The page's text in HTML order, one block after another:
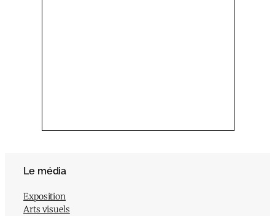
Le média
Exposition
Arts visuels